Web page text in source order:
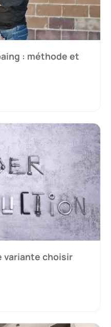
: méthode et
variante choisir